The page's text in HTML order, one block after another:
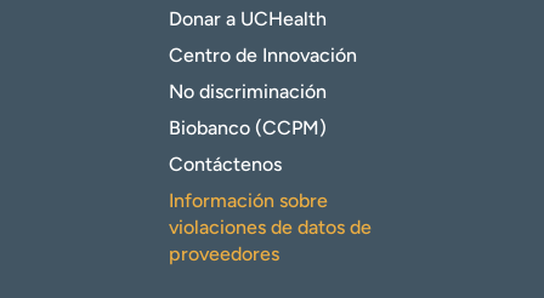
Donar a UCHealth
Centro de Innovación
No discriminación
Biobanco (CCPM)
Contáctenos
Información sobre
violaciones de datos de
proveedores